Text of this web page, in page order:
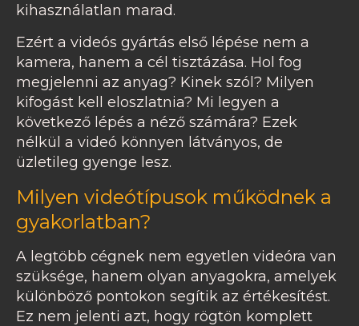
kihasználatlan marad.
Ezért a videós gyártás első lépése nem a
kamera, hanem a cél tisztázása. Hol fog
megjelenni az anyag? Kinek szól? Milyen
kifogást kell eloszlatnia? Mi legyen a
következő lépés a néző számára? Ezek
nélkül a videó könnyen látványos, de
üzletileg gyenge lesz.
Milyen videótípusok működnek a
gyakorlatban?
A legtöbb cégnek nem egyetlen videóra van
szüksége, hanem olyan anyagokra, amelyek
különböző pontokon segítik az értékesítést.
Ez nem jelenti azt, hogy rögtön komplett